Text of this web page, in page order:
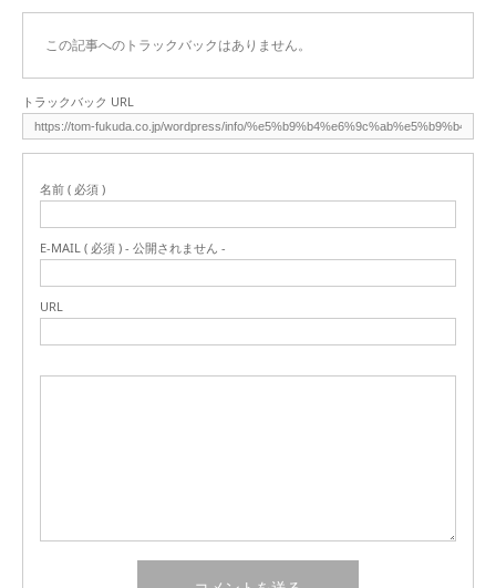
この記事へのトラックバックはありません。
トラックバック URL
名前 ( 必須 )
E-MAIL ( 必須 ) - 公開されません -
URL